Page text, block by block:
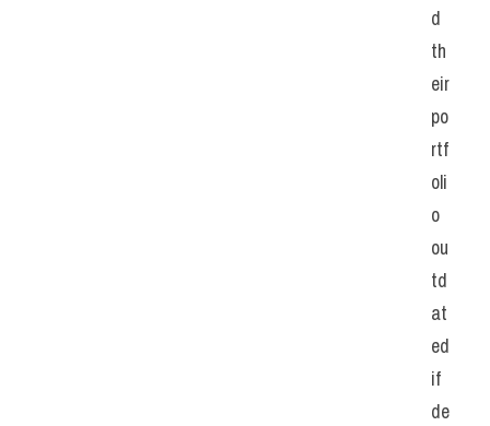
d
th
eir
po
rtf
oli
o
ou
td
at
ed
if
de